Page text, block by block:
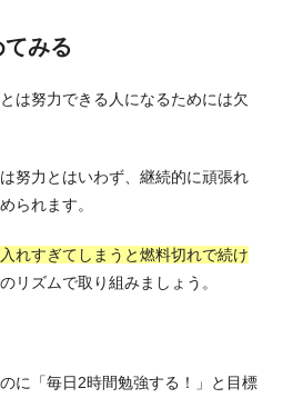
みる
は努力できる人になるためには欠
努力とはいわず、継続的に頑張れ
られます。
れすぎてしまうと燃料切れで続け
リズムで取り組みましょう。
に「毎日2時間勉強する！」と目標